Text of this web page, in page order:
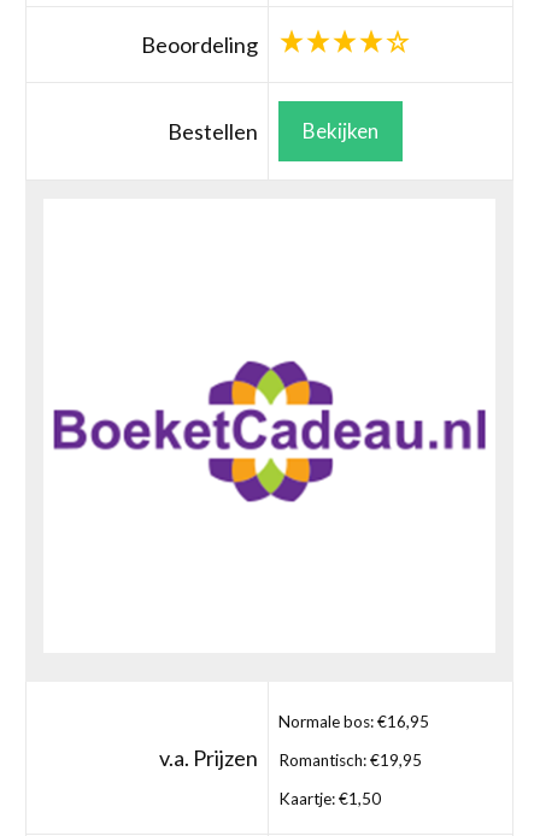
Beoordeling
Bestellen Bekijken
v.a. Prijzen
Normale bos: €16,95
Romantisch: €19,95
Kaartje: €1,50